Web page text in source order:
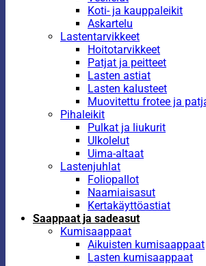
Koti- ja kauppaleikit
Askartelu
Lastentarvikkeet
Hoitotarvikkeet
Patjat ja peitteet
Lasten astiat
Lasten kalusteet
Muovitettu frotee ja
Pihaleikit
Pulkat ja liukurit
Ulkolelut
Uima-altaat
Lastenjuhlat
Foliopallot
Naamiaisasut
Kertakäyttöastiat
Saappaat ja sadeasut
Kumisaappaat
Aikuisten kumisaappaat
Lasten kumisaappaat